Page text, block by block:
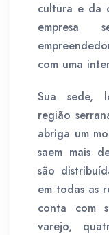
cultura e da
empresa
com uma
Sua sede,
região
abriga um
saem mais
são
em todas as
conta com
varejo,